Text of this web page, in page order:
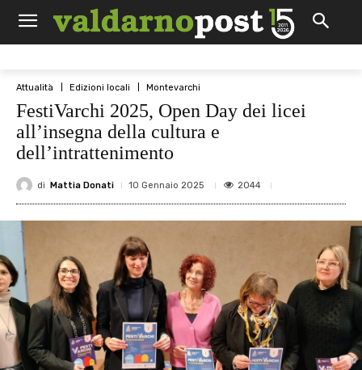
Attualità Edizioni locali Montevarchi
FestiVarchi 2025, Open Day dei licei
all’insegna della cultura e
dell’intrattenimento
di Mattia Donati 10 Gennaio 2025 2044